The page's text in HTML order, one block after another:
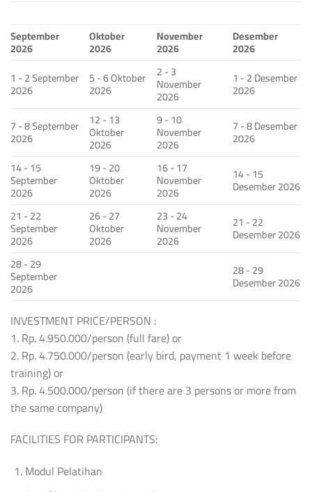
September
2026
Oktober
2026
November
2026
Desember
2026
1 - 2 September
2026
5 - 6 Oktober
2026
2 - 3
November
2026
1 - 2 Desember
2026
7 - 8 September
2026
12 - 13
Oktober
2026
9 - 10
November
2026
7 - 8 Desember
2026
14 - 15
September
2026
19 - 20
Oktober
2026
16 - 17
November
2026
14 - 15
Desember 2026
21 - 22
September
2026
26 - 27
Oktober
2026
23 - 24
November
2026
21 - 22
Desember 2026
28 - 29
September
2026
28 - 29
Desember 2026
INVESTMENT PRICE/PERSON :
1. Rp. 4.950.000/person (full fare) or
2. Rp. 4.750.000/person (early bird, payment 1 week before
training) or
3. Rp. 4.500.000/person (if there are 3 persons or more from
the same company)
FACILITIES FOR PARTICIPANTS:
Modul Pelatihan